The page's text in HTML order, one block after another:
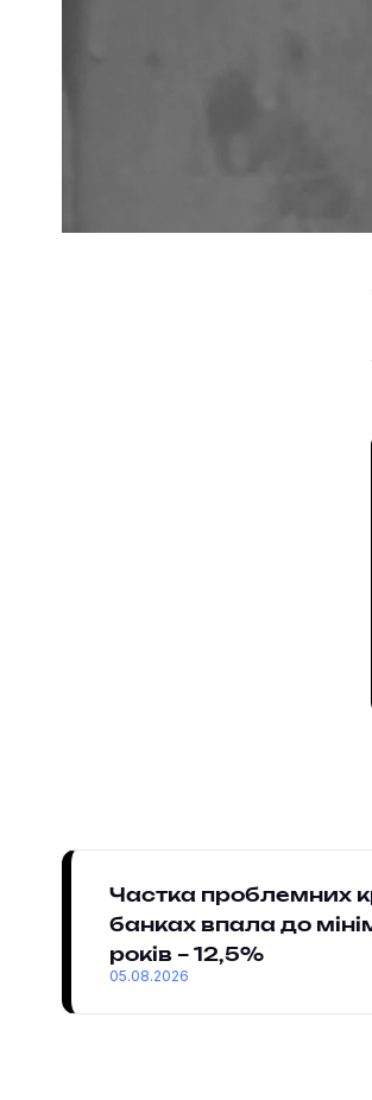
Частка проблемних
банках впала до
років – 12,5%
05.08.2026